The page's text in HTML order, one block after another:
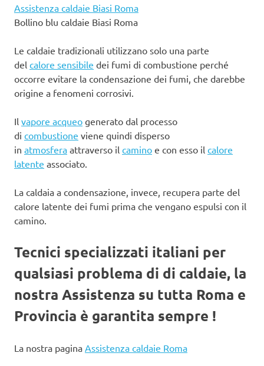
Assistenza caldaie Biasi Roma
Bollino blu caldaie Biasi Roma
Le caldaie tradizionali utilizzano solo una parte
del calore sensibile dei fumi di combustione perché
occorre evitare la condensazione dei fumi, che darebbe
origine a fenomeni corrosivi.
Il vapore acqueo generato dal processo
di combustione viene quindi disperso
in atmosfera attraverso il camino e con esso il calore
latente associato.
La caldaia a condensazione, invece, recupera parte del
calore latente dei fumi prima che vengano espulsi con il
camino.
Tecnici specializzati italiani per
qualsiasi problema di di caldaie, la
nostra Assistenza su tutta Roma e
Provincia è garantita sempre !
La nostra pagina Assistenza caldaie Roma